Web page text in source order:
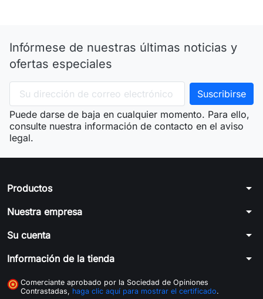
Infórmese de nuestras últimas noticias y
ofertas especiales
Puede darse de baja en cualquier momento. Para ello,
consulte nuestra información de contacto en el aviso
legal.
Productos arrow_drop_down
Nuestra empresa arrow_drop_down
Su cuenta arrow_drop_down
Información de la tienda arrow_drop_down
Comerciante aprobado por la Sociedad de Opiniones
Contrastadas, haga clic aquí para mostrar el certificado.